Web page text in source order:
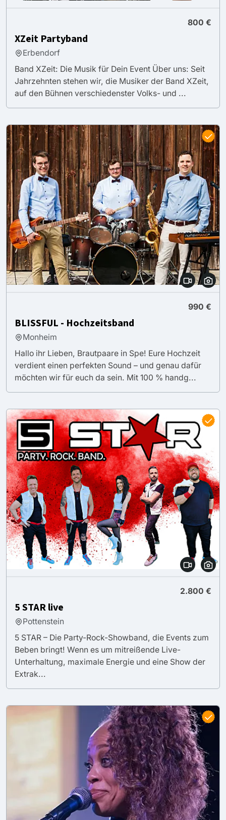
800 €
XZeit Partyband
Erbendorf
Band XZeit: Die Musik für Dein Event Über uns: Seit
Jahrzehnten stehen wir, die Musiker der Band XZeit,
auf den Bühnen verschiedenster Volks- und ...
990 €
BLISSFUL - Hochzeitsband
Monheim
Hallo ihr Lieben, Brautpaare in Spe! Eure Hochzeit
verdient einen perfekten Sound – und genau dafür
möchten wir für euch da sein. Mit 100 % handg...
2.800 €
5 STAR live
Pottenstein
5 STAR – Die Party-Rock-Showband, die Events zum
Beben bringt! Wenn es um mitreißende Live-
Unterhaltung, maximale Energie und eine Show der
Extrak...